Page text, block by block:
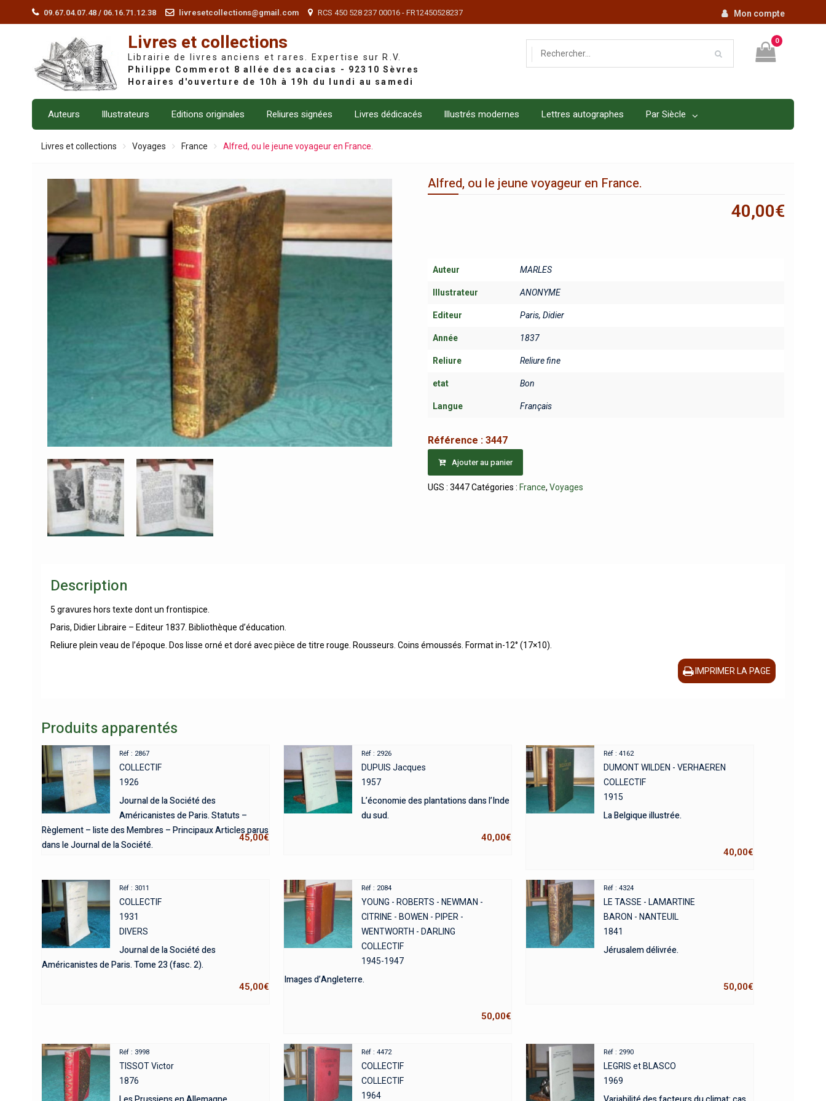
09.67.04.07.48 / 06.16.71.12.38 livresetcollections@gmail.com RCS 450 528 237 00016 - FR12450528237 Mon compte
Livres et collections
Librairie de livres anciens et rares. Expertise sur R.V.
0
Auteurs Illustrateurs Editions originales Reliures signées Livres dédicacés Illustrés modernes Lettres autographes Par Siècle
Livres et collections Voyages France Alfred, ou le jeune voyageur en France.
Alfred, ou le jeune voyageur en France.
40,00€
Auteur MARLES
Illustrateur ANONYME
Editeur Paris, Didier
Année 1837
Reliure Reliure fine
etat Bon
Langue Français
Référence :3447
Ajouter au panier
UGS :3447 Catégories : France,Voyages
Description
5 gravures hors texte dont un frontispice.
Paris, Didier Libraire – Editeur 1837. Bibliothèque d’éducation.
Reliure plein veau de l’époque. Dos lisse orné et doré avec pièce de titre rouge. Rousseurs. Coins émoussés. Format in-12° (17×10).
IMPRIMER LA PAGE
Produits apparentés
Réf : 2867
COLLECTIF
1926
Journal de la Société des
Américanistes de Paris. Statuts –
Règlement – liste des Membres – Principaux Articles parus
dans le Journal de la Société.
45,00€
Réf : 2926
DUPUIS Jacques
1957
L’économie des plantations dans l’Inde
du sud.
40,00€
Réf : 4162
DUMONT WILDEN - VERHAEREN
COLLECTIF
1915
La Belgique illustrée.
40,00€
Réf : 3011
COLLECTIF
1931
DIVERS
Journal de la Société des
Américanistes de Paris. Tome 23 (fasc. 2).
45,00€
Réf : 2084
YOUNG - ROBERTS - NEWMAN -
CITRINE - BOWEN - PIPER -
WENTWORTH - DARLING
COLLECTIF
1945-1947
Images d’Angleterre.
50,00€
Réf : 4324
LE TASSE - LAMARTINE
BARON - NANTEUIL
1841
Jérusalem délivrée.
50,00€
Réf : 3998
TISSOT Victor
1876
Réf : 4472
COLLECTIF
COLLECTIF
1964
Réf : 2990
LEGRIS et BLASCO
1969